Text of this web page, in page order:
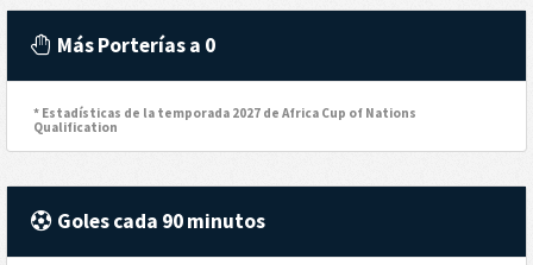
Más Porterías a 0
* Estadísticas de la temporada 2027 de Africa Cup of Nations
Qualification
Goles cada 90 minutos